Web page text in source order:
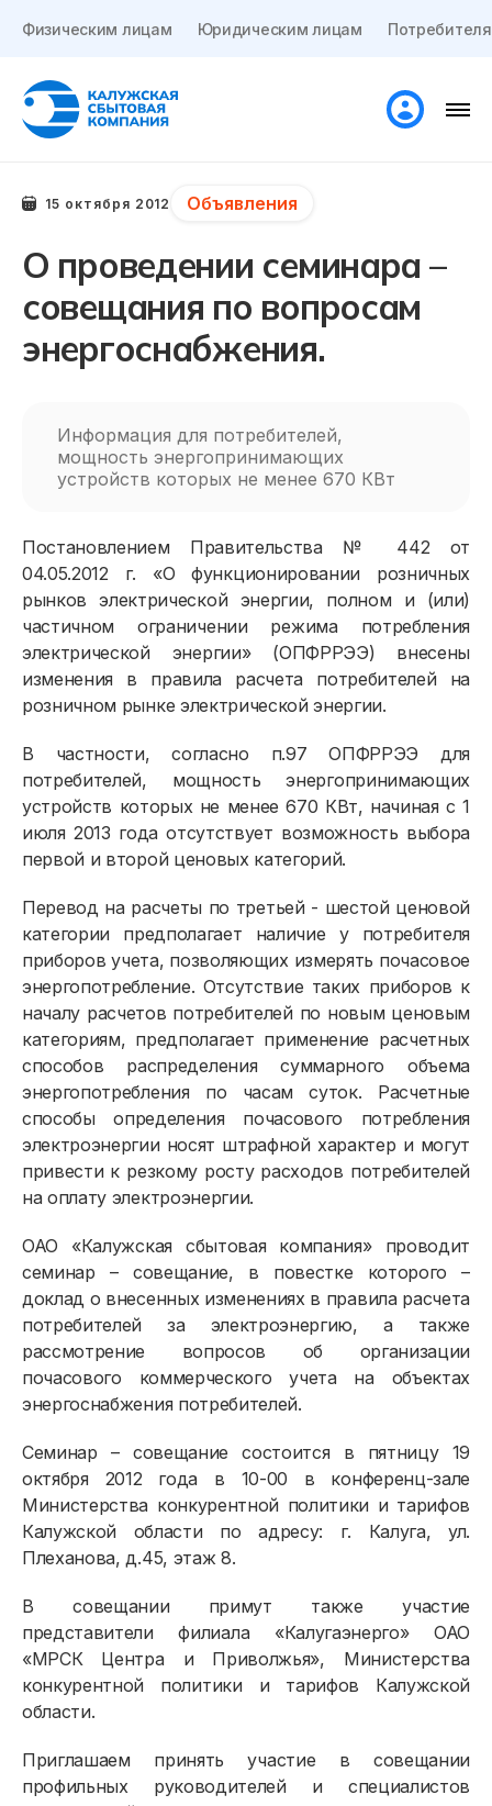
Физическим лицам Юридическим лицам
15 октября 2012 Объявления
О проведении семинара –
совещания по вопросам
энергоснабжения.
Информация для потребителей,
мощность энергопринимающих
устройств которых не менее 670 КВт
Постановлением Правительства № 442 от
04.05.2012 г. «О функционировании розничных
рынков электрической энергии, полном и (или)
частичном ограничении режима потребления
электрической энергии» (ОПФРРЭЭ) внесены
изменения в правила расчета потребителей на
розничном рынке электрической энергии.
В частности, согласно п.97 ОПФРРЭЭ для
потребителей, мощность энергопринимающих
устройств которых не менее 670 КВт, начиная с 1
июля 2013 года отсутствует возможность выбора
первой и второй ценовых категорий.
Перевод на расчеты по третьей - шестой ценовой
категории предполагает наличие у потребителя
приборов учета, позволяющих измерять почасовое
энергопотребление. Отсутствие таких приборов к
началу расчетов потребителей по новым ценовым
категориям, предполагает применение расчетных
способов распределения суммарного объема
энергопотребления по часам суток. Расчетные
способы определения почасового потребления
электроэнергии носят штрафной характер и могут
привести к резкому росту расходов потребителей
на оплату электроэнергии.
ОАО «Калужская сбытовая компания» проводит
семинар – совещание, в повестке которого –
доклад о внесенных изменениях в правила расчета
потребителей за электроэнергию, а также
рассмотрение вопросов об организации
почасового коммерческого учета на объектах
энергоснабжения потребителей.
Семинар – совещание состоится в пятницу 19
октября 2012 года в 10-00 в конференц-зале
Министерства конкурентной политики и тарифов
Калужской области по адресу: г. Калуга, ул.
Плеханова, д.45, этаж 8.
В совещании примут также участие
представители филиала «Калугаэнерго» ОАО
«МРСК Центра и Приволжья», Министерства
конкурентной политики и тарифов Калужской
области.
Приглашаем принять участие в совещании
профильных руководителей и специалистов
Физическим лицам
Договор энергоснабжения
Расчёты и оплата
Должникам
Онлайн-сервисы
Полезное